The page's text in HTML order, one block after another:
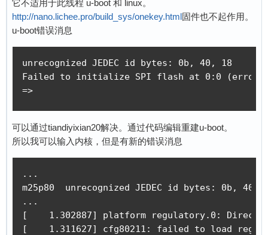
它不适用于此线程 u-boot 和 linux。
http://nano.lichee.pro/build_sys/onekey.html固件也不起作用。
u-boot错误消息
unrecognized JEDEC id bytes: 0b, 40, 18
Failed to initialize SPI flash at 0:0 (error
=>
可以通过tiandiyixian20解决。通过代码编辑重建u-boot。
所以我可以输入内核，但是有新的错误消息
...
m25p80  unrecognized JEDEC id bytes: 0b, 40,
...
[    1.302887] platform regulatory.0: Direct
[    1.311627] cfg80211: failed to load